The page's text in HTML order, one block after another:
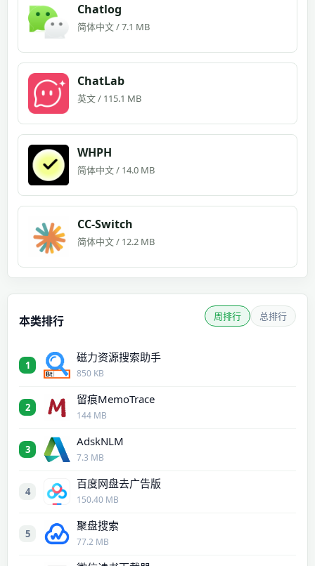
Chatlog
简体中文 / 7.1 MB
ChatLab
英文 / 115.1 MB
WHPH
简体中文 / 14.0 MB
CC-Switch
简体中文 / 12.2 MB
本类排行 周排行 总排行
1
磁力资源搜索助手
850 KB
2
留痕MemoTrace
144 MB
3
AdskNLM
7.3 MB
4
百度网盘去广告版
150.40 MB
5
聚盘搜索
77.2 MB